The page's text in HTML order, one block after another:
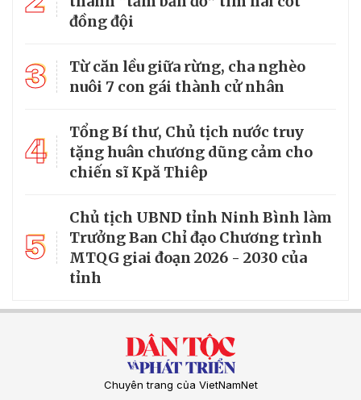
đồng đội
3
Từ căn lều giữa rừng, cha nghèo
nuôi 7 con gái thành cử nhân
4
Tổng Bí thư, Chủ tịch nước truy
tặng huân chương dũng cảm cho
chiến sĩ Kpă Thiêp
5
Chủ tịch UBND tỉnh Ninh Bình làm
Trưởng Ban Chỉ đạo Chương trình
MTQG giai đoạn 2026 - 2030 của
tỉnh
Chuyên trang của VietNamNet